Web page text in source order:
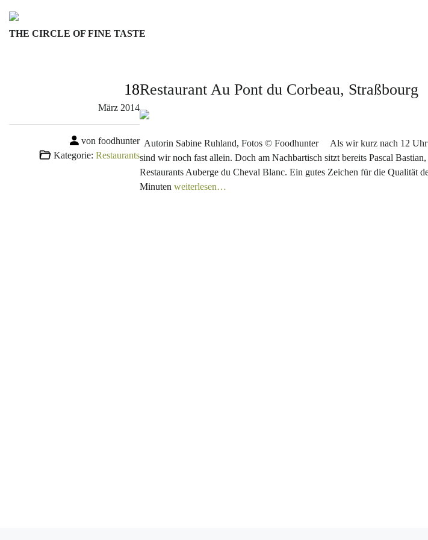
content
THE CIRCLE OF FINE TASTE
18
März 2014
von foodhunter
Kategorie: Restaurants
Restaurant Au Pont du Corbeau, Straßbourg
Autorin Sabine Ruhland, Fotos © Foodhunter Als wir kurz nach 12 Uhr
sind wir noch fast allein. Doch am Nachbartisch sitzt bereits Pascal
Restaurants Auberge du Cheval Blanc. Ein gutes Zeichen für die Qualität
Minuten weiterlesen…